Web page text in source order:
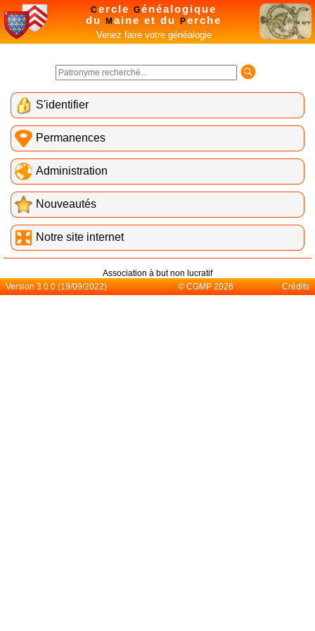
Cercle Généalogique
du
M aine et du Perche
Venez faire votre généalogie
S'identifier
Permanences
Administration
Nouveautés
Notre site internet
Association à but non lucratif
Version 3.0.0 (19/09/2022)
© CGMP 2026 Crédits